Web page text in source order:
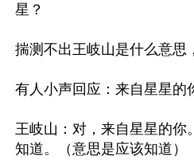
星？
揣测不出王岐山是什么意思
有人小声回应：来自星星
王岐山：对，来自星星的你
知道。（意思是应该知道）